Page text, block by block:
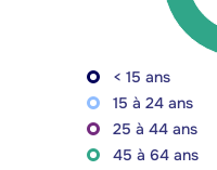
< 15 ans
15 à 24 ans
25 à 44 ans
45 à 64 ans